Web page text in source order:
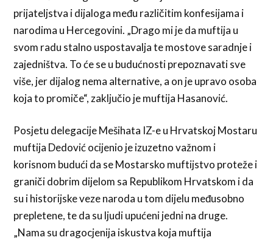
prijateljstva i dijaloga među različitim konfesijama i
narodima u Hercegovini. „Drago mi je da muftija u
svom radu stalno uspostavalja te mostove saradnje i
zajedništva. To će se u budućnosti prepoznavati sve
više, jer dijalog nema alternative, a on je upravo osoba
koja to promiče“, zaključio je muftija Hasanović.
Posjetu delegacije Mešihata IZ-e u Hrvatskoj Mostaru
muftija Dedović ocijenio je izuzetno važnom i
korisnom budući da se Mostarsko muftijstvo proteže i
graniči dobrim dijelom sa Republikom Hrvatskom i da
su i historijske veze naroda u tom dijelu međusobno
prepletene, te da su ljudi upućeni jedni na druge.
„Nama su dragocjenija iskustva koja muftija